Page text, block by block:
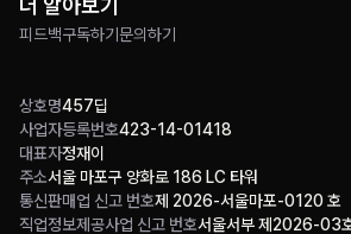
상호명457딥
사업자등록번호423-14-01418
대표자정재이
주소서울 마포구 양화로 186 LC 타워
통신판매업 신고 번호제 2026-서울마포-0120 호
직업정보제공사업 신고 번호서울서부 제2026-
더 알아보기
피드백구독하기 문의하기